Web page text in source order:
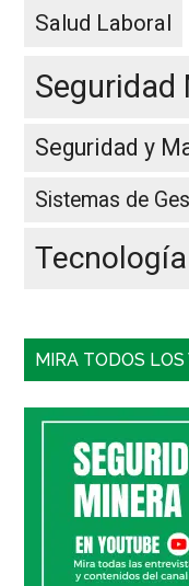
Salud Laboral
Seguridad
Seguridad y
Sistemas de
Tecnología
MIRA TODOS